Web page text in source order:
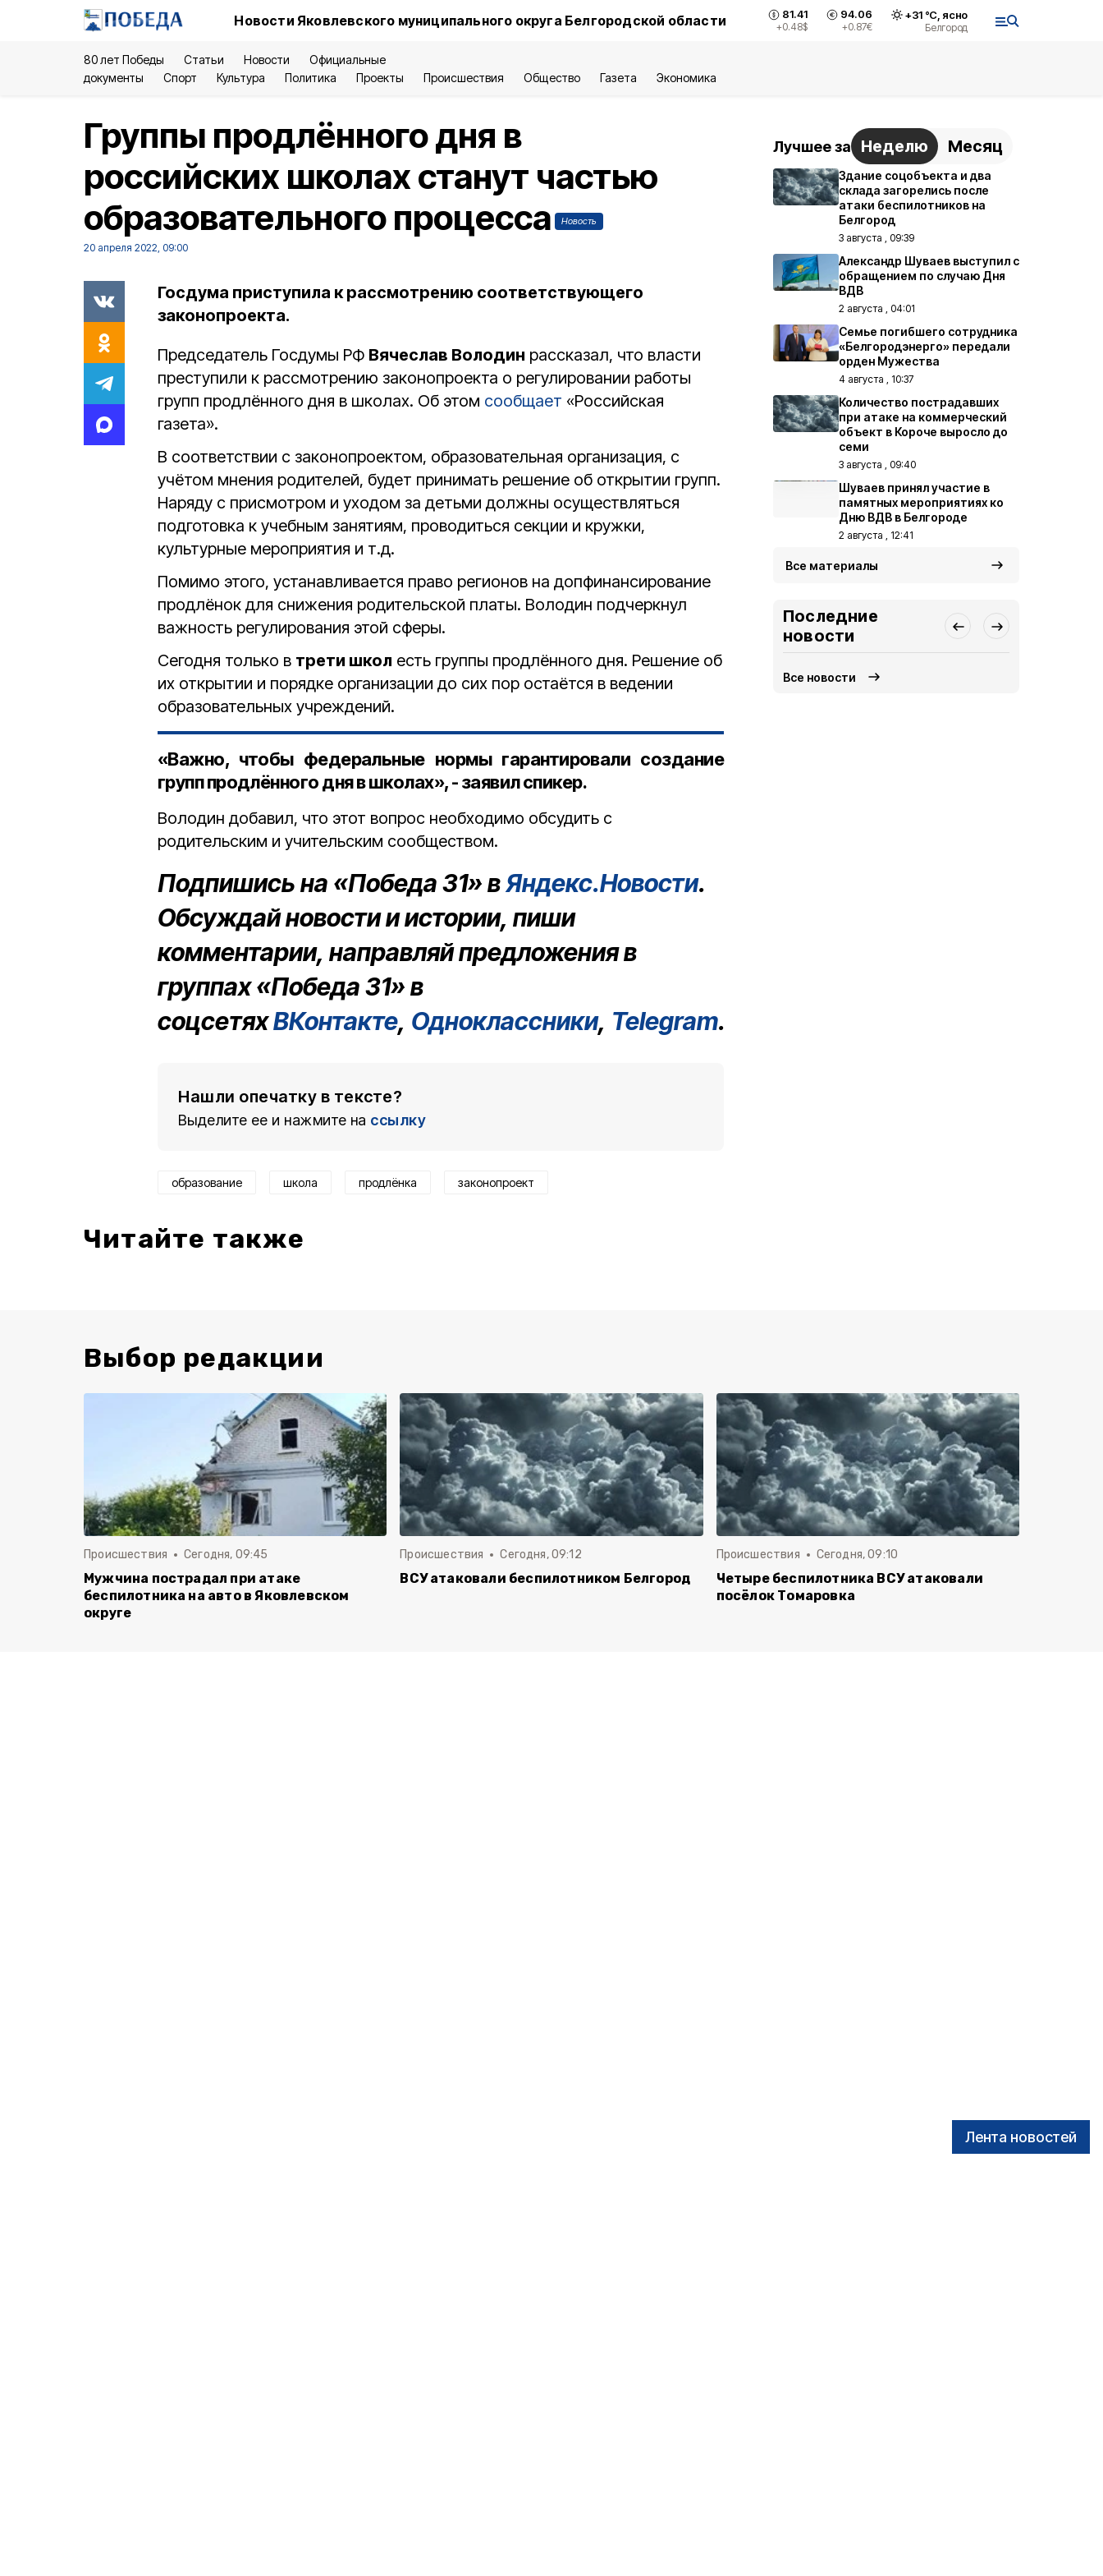
Новости Яковлевского муниципального округа Белгородской области 81.41
+0.48$
94.06
+0.87€
+31°С, ясно
Белгород
80 лет Победы Статьи Новости
Официальные
документы
Спорт Культура Политика Проекты Происшествия Общество Газета Экономика
Лента новостей
Группы продлённого дня в
российских школах станут частью
образовательного процесса
Новость
20 апреля 2022, 09:00
Госдума приступила к рассмотрению соответствующего
законопроекта.
Председатель Госдумы РФ Вячеслав Володин рассказал, что власти
преступили к рассмотрению законопроекта о регулировании работы
групп продлённого дня в школах. Об этом сообщает «Российская
газета».
В соответствии с законопроектом, образовательная организация, с
учётом мнения родителей, будет принимать решение об открытии групп.
Наряду с присмотром и уходом за детьми должны осуществляться
подготовка к учебным занятиям, проводиться секции и кружки,
культурные мероприятия и т.д.
Помимо этого, устанавливается право регионов на допфинансирование
продлёнок для снижения родительской платы. Володин подчеркнул
важность регулирования этой сферы.
Сегодня только в трети школ есть группы продлённого дня. Решение об
их открытии и порядке организации до сих пор остаётся в ведении
образовательных учреждений.
«Важно, чтобы федеральные нормы гарантировали создание
групп продлённого дня в школах», - заявил спикер.
Володин добавил, что этот вопрос необходимо обсудить с
родительским и учительским сообществом.
Подпишись на «Победа 31» вЯндекс.Новости.
Обсуждай новости и истории, пиши
комментарии, направляй предложения в
группах «Победа 31» в
соцсетяхВКонтакте, Одноклассники, Telegram.
Нашли опечатку в тексте?
Выделите ее и нажмите на ссылку
образование школа продлёнка законопроект
Читайте также
Лучшее за Неделю Месяц
Здание соцобъекта и два
склада загорелись после
атаки беспилотников на
Белгород
3 августа , 09:39
Александр Шуваев выступил с
обращением по случаю Дня
ВДВ
2 августа , 04:01
Семье погибшего сотрудника
«Белгородэнерго» передали
орден Мужества
4 августа , 10:37
Количество пострадавших
при атаке на коммерческий
объект в Короче выросло до
семи
3 августа , 09:40
Шуваев принял участие в
памятных мероприятиях ко
Дню ВДВ в Белгороде
2 августа , 12:41
Все материалы
Последние
новости
Все новости
Выбор редакции
Происшествия Сегодня, 09:45
Мужчина пострадал при атаке
беспилотника на авто в Яковлевском
округе
Происшествия Сегодня, 09:12
ВСУ атаковали беспилотником Белгород
Происшествия Сегодня, 09:10
Четыре беспилотника ВСУ атаковали
посёлок Томаровка